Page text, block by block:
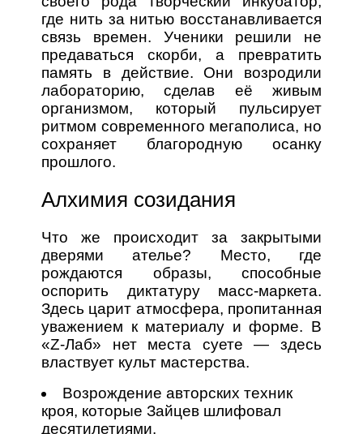
где нить за нитью восстанавливается
связь времен. Ученики решили не
предаваться скорби, а превратить
память в действие. Они возродили
лабораторию, сделав её живым
организмом, который пульсирует
ритмом современного мегаполиса, но
сохраняет благородную осанку
прошлого.
Алхимия созидания
Что же происходит за закрытыми
дверями ателье? Место, где
рождаются образы, способные
оспорить диктатуру масс-маркета.
Здесь царит атмосфера, пропитанная
уважением к материалу и форме. В
«Z-Лаб» нет места суете — здесь
властвует культ мастерства.
Возрождение авторских техник
кроя, которые Зайцев шлифовал
десятилетиями.